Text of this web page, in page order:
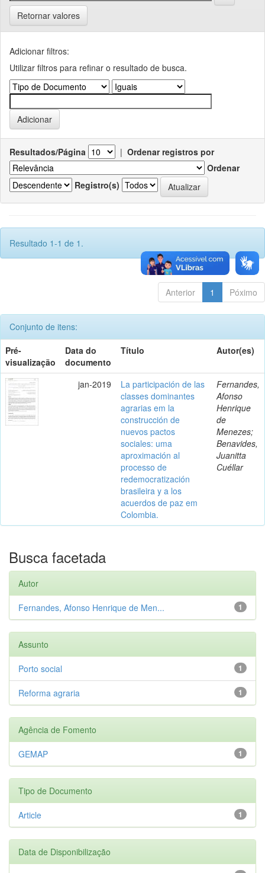
Retornar valores
Adicionar filtros:
Utilizar filtros para refinar o resultado de busca.
Resultados/Página | Ordenar registros por
Ordenar
Registro(s)
Resultado 1-1 de 1.
Anterior 1 Póximo
Conjunto de itens:
Pré-
visualização
Data do
documento
Título Autor(es)
jan-2019
La participación de las
classes dominantes
agrarias em la
construcción de
nuevos pactos
sociales: uma
aproximación al
processo de
redemocratización
brasileira y a los
acuerdos de paz em
Colombia.
Fernandes,
Afonso
Henrique
de
Menezes;
Benavides,
Juanitta
Cuéllar
Busca facetada
Autor
1
Fernandes, Afonso Henrique de Men...
Assunto
1
Porto social
1
Reforma agraria
Agência de Fomento
1
GEMAP
Tipo de Documento
1
Article
Data de Disponibilização